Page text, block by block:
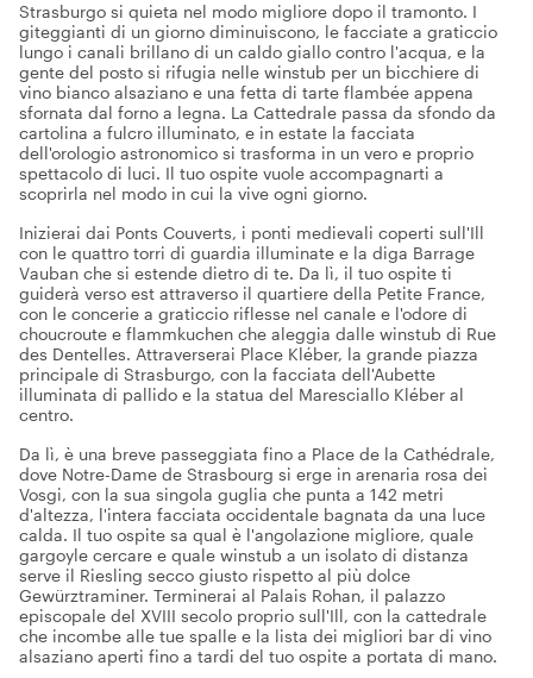
Strasburgo si quieta nel modo migliore dopo il tramonto. I
giteggianti di un giorno diminuiscono, le facciate a graticcio
lungo i canali brillano di un caldo giallo contro l'acqua, e la
gente del posto si rifugia nelle winstub per un bicchiere di
vino bianco alsaziano e una fetta di tarte flambée appena
sfornata dal forno a legna. La Cattedrale passa da sfondo da
cartolina a fulcro illuminato, e in estate la facciata
dell'orologio astronomico si trasforma in un vero e proprio
spettacolo di luci. Il tuo ospite vuole accompagnarti a
scoprirla nel modo in cui la vive ogni giorno.
Inizierai dai Ponts Couverts, i ponti medievali coperti sull'Ill
con le quattro torri di guardia illuminate e la diga Barrage
Vauban che si estende dietro di te. Da lì, il tuo ospite ti
guiderà verso est attraverso il quartiere della Petite France,
con le concerie a graticcio riflesse nel canale e l'odore di
choucroute e flammkuchen che aleggia dalle winstub di Rue
des Dentelles. Attraverserai Place Kléber, la grande piazza
principale di Strasburgo, con la facciata dell'Aubette
illuminata di pallido e la statua del Maresciallo Kléber al
centro.
Da lì, è una breve passeggiata fino a Place de la Cathédrale,
dove Notre-Dame de Strasbourg si erge in arenaria rosa dei
Vosgi, con la sua singola guglia che punta a 142 metri
d'altezza, l'intera facciata occidentale bagnata da una luce
calda. Il tuo ospite sa qual è l'angolazione migliore, quale
gargoyle cercare e quale winstub a un isolato di distanza
serve il Riesling secco giusto rispetto al più dolce
Gewürztraminer. Terminerai al Palais Rohan, il palazzo
episcopale del XVIII secolo proprio sull'Ill, con la cattedrale
che incombe alle tue spalle e la lista dei migliori bar di vino
alsaziano aperti fino a tardi del tuo ospite a portata di mano.